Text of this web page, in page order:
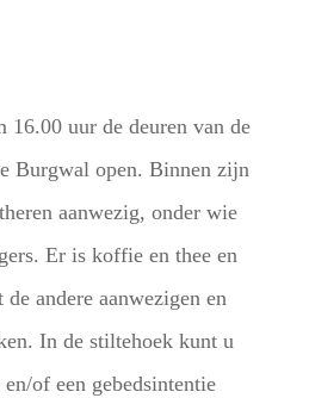
16.00 uur de deuren van de
Burgwal open. Binnen zijn
aanwezig, onder wie
Er is koffie en thee en
andere aanwezigen en
In de stiltehoek kunt u
en/of een gebedsintentie